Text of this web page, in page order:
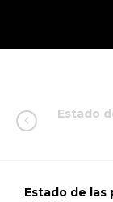
Estado
Estado de las